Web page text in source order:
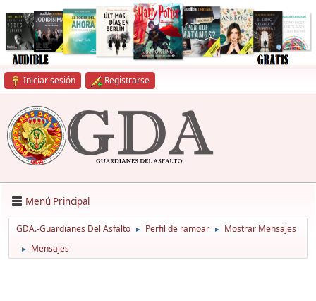
Iniciar sesión Registrarse
Menú Principal
GDA.-Guardianes Del Asfalto ► Perfil de ramoar ► Mostrar Mensajes
► Mensajes